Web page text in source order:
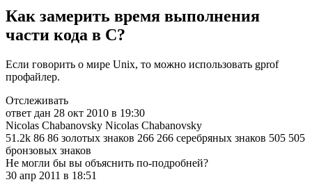
Как замерить время выполнения
части кода в C?
Если говорить о мире Unix, то можно использовать gprof
профайлер.
Отслеживать
ответ дан 28 окт 2010 в 19:30
Nicolas Chabanovsky Nicolas Chabanovsky
51.2k 86 86 золотых знаков 266 266 серебряных знаков 505 505
бронзовых знаков
Не могли бы вы объяснить по-подробней?
30 апр 2011 в 18:51